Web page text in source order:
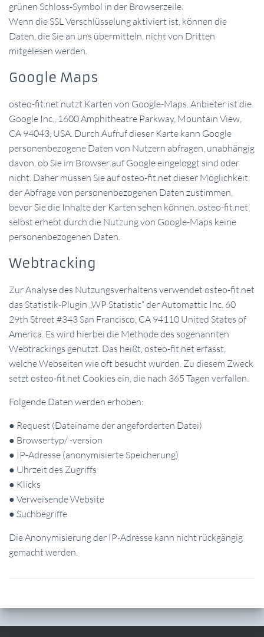
grünen Schloss-Symbol in der Browserzeile.
Wenn die SSL Verschlüsselung aktiviert ist, können die
Daten, die Sie an uns übermitteln, nicht von Dritten
mitgelesen werden.
Google Maps
osteo-fit.net nutzt Karten von Google-Maps. Anbieter ist die
Google Inc., 1600 Amphitheatre Parkway, Mountain View,
CA 94043, USA. Durch Aufruf dieser Karte kann Google
personenbezogene Daten von Nutzern abfragen, unabhängig
davon, ob Sie im Browser auf Google eingeloggt sind oder
nicht. Daher müssen Sie auf osteo-fit.net dieser Möglichkeit
der Abfrage von personenbezogenen Daten zustimmen,
bevor Sie die Inhalte der Karten sehen können. osteo-fit.net
selbst erhebt durch die Nutzung von Google-Maps keine
personenbezogenen Daten.
Webtracking
Zur Analyse des Nutzungsverhaltens verwendet osteo-fit.net
das Statistik-Plugin „WP Statistic“ der Automattic Inc. 60
29th Street #343 San Francisco, CA 94110 United States of
America. Es wird hierbei die Methode des sogenannten
Webtrackings genutzt. Das heißt, osteo-fit.net erfasst,
welche Webseiten wie oft besucht wurden. Zu diesem Zweck
setzt osteo-fit.net Cookies ein, die nach 365 Tagen verfallen.
Folgende Daten werden erhoben:
● Request (Dateiname der angeforderten Datei)
● Browsertyp/ -version
● IP-Adresse (anonymisierte Speicherung)
● Uhrzeit des Zugriffs
● Klicks
● Verweisende Website
● Suchbegriffe
Die Anonymisierung der IP-Adresse kann nicht rückgängig
gemacht werden.